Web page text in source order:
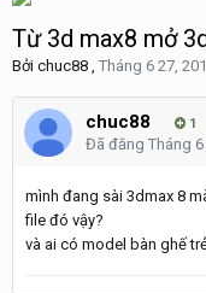
Từ 3d max8 mở
Bởi chuc88 , Tháng 6 27,
chuc88 1
Đã đăng Tháng 6
mình đang sài 3dmax 8
file đó vậy?
và ai có model bàn ghế